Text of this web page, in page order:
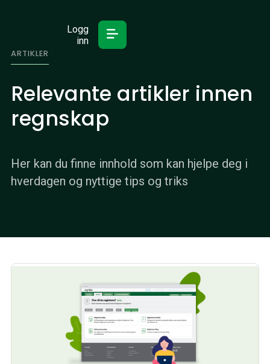
Logg
inn
ARTIKLER
Relevante artikler innen
regnskap
Her kan du finne innhold som kan hjelpe deg i
hverdagen og nyttige tips og triks